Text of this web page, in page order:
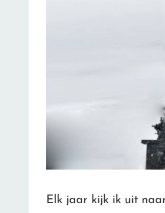
Elk jaar kijk ik uit